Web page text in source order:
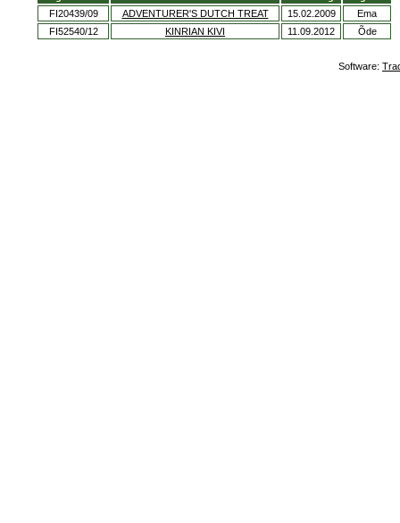
FI20439/09
ADVENTURER'S DUTCH TREAT 15.02.2009
Ema
FI52540/12
KINRIAN KIVI 11.09.2012 Õde
Software: